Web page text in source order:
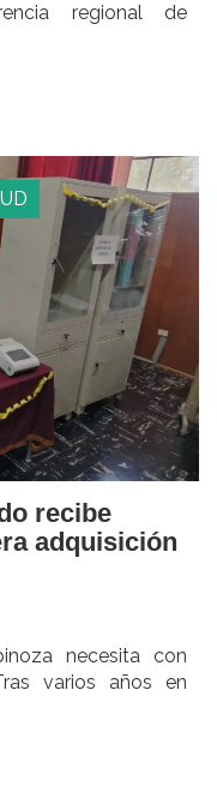
regional de
recibe
adquisición
necesita con
varios años en